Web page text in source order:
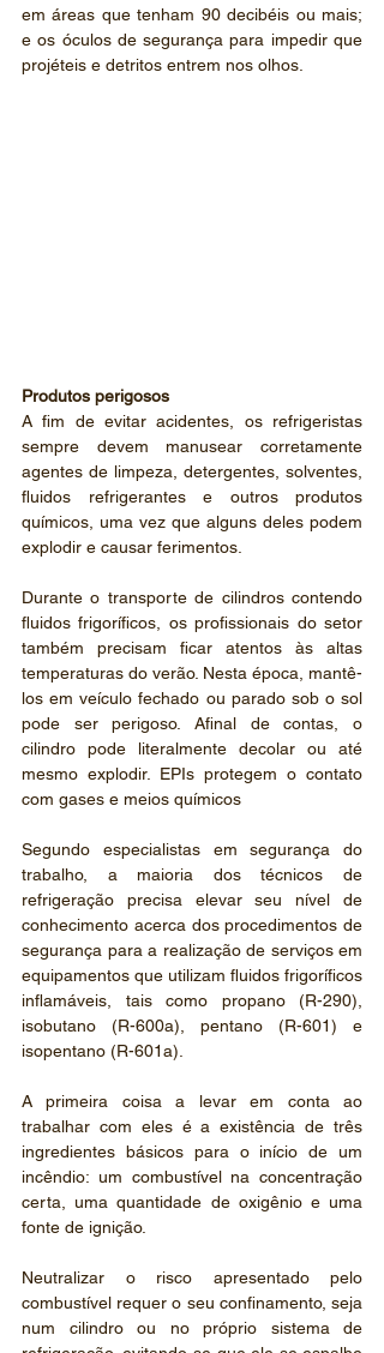
em áreas que tenham 90 decibéis ou mais;
e os óculos de segurança para impedir que
projéteis e detritos entrem nos olhos.
Produtos perigosos
A fim de evitar acidentes, os refrigeristas
sempre devem manusear corretamente
agentes de limpeza, detergentes, solventes,
fluidos refrigerantes e outros produtos
químicos, uma vez que alguns deles podem
explodir e causar ferimentos.
Durante o transporte de cilindros contendo
fluidos frigoríficos, os profissionais do setor
também precisam ficar atentos às altas
temperaturas do verão. Nesta época, mantê-
los em veículo fechado ou parado sob o sol
pode ser perigoso. Afinal de contas, o
cilindro pode literalmente decolar ou até
mesmo explodir. EPIs protegem o contato
com gases e meios químicos
Segundo especialistas em segurança do
trabalho, a maioria dos técnicos de
refrigeração precisa elevar seu nível de
conhecimento acerca dos procedimentos de
segurança para a realização de serviços em
equipamentos que utilizam fluidos frigoríficos
inflamáveis, tais como propano (R-290),
isobutano (R-600a), pentano (R-601) e
isopentano (R-601a).
A primeira coisa a levar em conta ao
trabalhar com eles é a existência de três
ingredientes básicos para o início de um
incêndio: um combustível na concentração
certa, uma quantidade de oxigênio e uma
fonte de ignição.
Neutralizar o risco apresentado pelo
combustível requer o seu confinamento, seja
num cilindro ou no próprio sistema de